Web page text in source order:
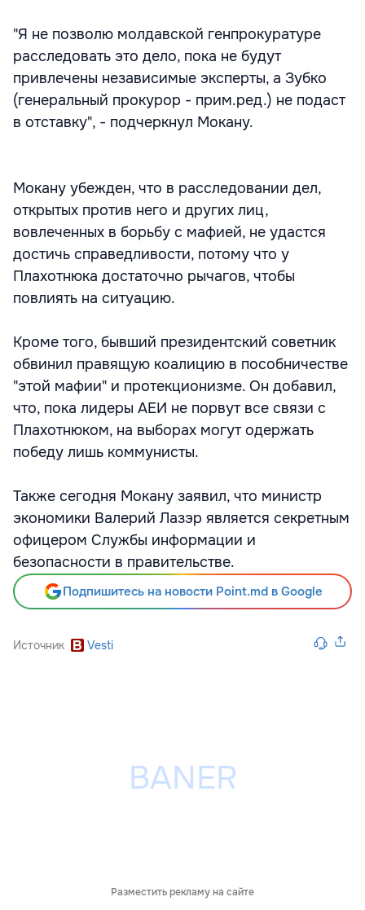
"Я не позволю молдавской генпрокуратуре
расследовать это дело, пока не будут
привлечены независимые эксперты, а Зубко
(генеральный прокурор - прим.ред.) не подаст
в отставку", - подчеркнул Мокану.
Мокану убежден, что в расследовании дел,
открытых против него и других лиц,
вовлеченных в борьбу с мафией, не удастся
достичь справедливости, потому что у
Плахотнюка достаточно рычагов, чтобы
повлиять на ситуацию.
Кроме того, бывший президентский советник
обвинил правящую коалицию в пособничестве
"этой мафии" и протекционизме. Он добавил,
что, пока лидеры АЕИ не порвут все связи с
Плахотнюком, на выборах могут одержать
победу лишь коммунисты.
Также сегодня Мокану заявил, что министр
экономики Валерий Лазэр является секретным
офицером Службы информации и
безопасности в правительстве.
Подпишитесь на новости Point.md в Google
Источник Vesti
Разместить рекламу на сайте